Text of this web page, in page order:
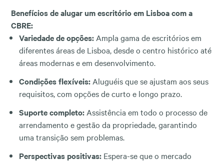
Benefícios de alugar um escritório em Lisboa com a
CBRE:
Variedade de opções: Ampla gama de escritórios em
diferentes áreas de Lisboa, desde o centro histórico até
áreas modernas e em desenvolvimento.
Condições flexíveis: Aluguéis que se ajustam aos seus
requisitos, com opções de curto e longo prazo.
Suporte completo: Assistência em todo o processo de
arrendamento e gestão da propriedade, garantindo
uma transição sem problemas.
Perspectivas positivas: Espera-se que o mercado